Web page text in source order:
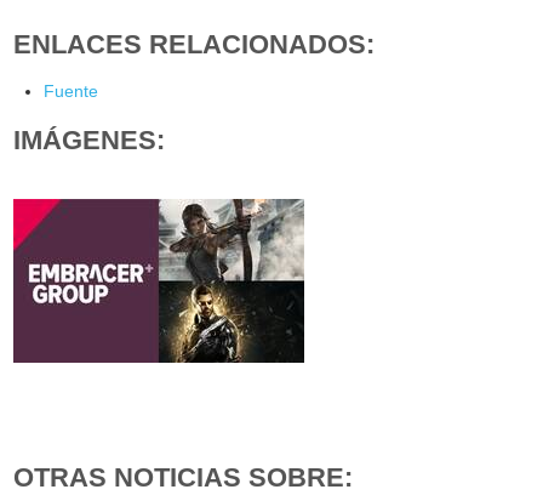
ENLACES RELACIONADOS:
Fuente
IMÁGENES:
OTRAS NOTICIAS SOBRE: